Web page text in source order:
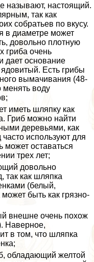
называют, настоящий.
так как
собратьев по вкусу.
в диаметре может
довольно плотную
гриба очень
дает основание
Есть грибы
вымачивания (48-
менять воду
иметь шляпку как
Гриб можно найти
деревьями, как
используют для
может оставаться
трех лет;
довольно
так как шляпка
(белый,
быть как грязно-
внешне очень похож
Наверное,
в том, что шляпка
обладающий желтой